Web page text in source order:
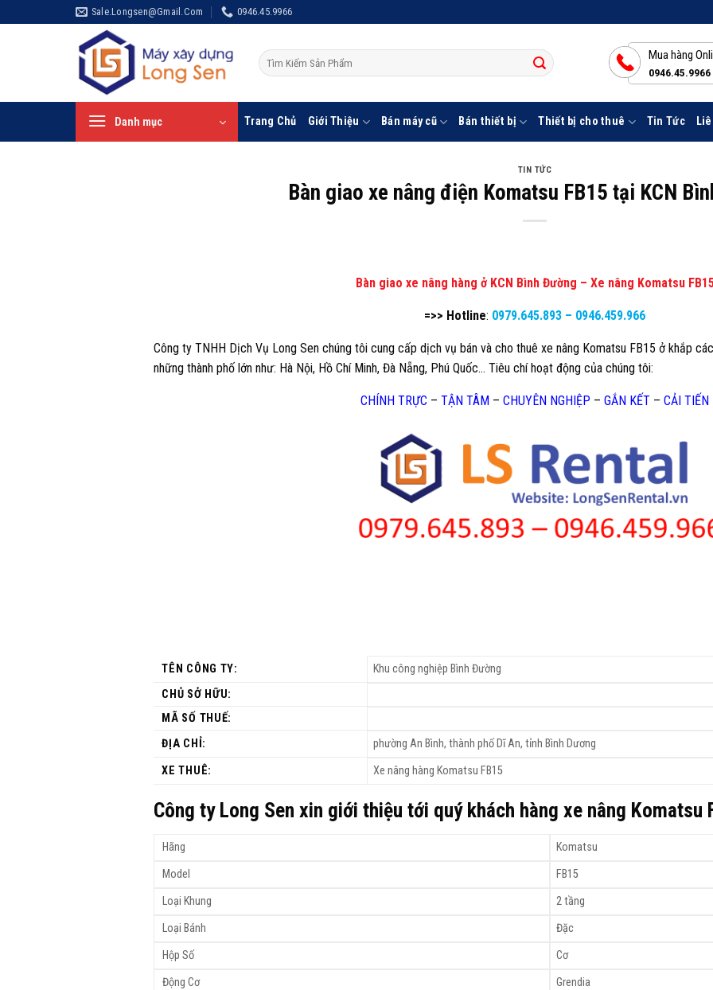
qua
Sale.longsen@gmail.com 0946.45.9966
Tìm
kiếm:
Mua hàng
0946.45.9966
Danh mục Trang Chủ Giới Thiệu Bán máy cũ Bán thiết bị Thiết bị cho thuê Tin Tức
TIN TỨC
Bàn giao xe nâng điện Komatsu FB15 tại KCN
Bàn giao xe nâng hàng ở KCN Bình Đường – Xe nâng Komatsu
=>> Hotline: 0979.645.893 – 0946.459.966
Công ty TNHH Dịch Vụ Long Sen chúng tôi cung cấp dịch vụ bán và cho thuê xe nâng Komatsu FB15 ở khắp
những thành phố lớn như: Hà Nội, Hồ Chí Minh, Đà Nẵng, Phú Quốc… Tiêu chí hoạt động của chúng tôi:
CHÍNH TRỰC – TẬN TÂM – CHUYÊN NGHIỆP – GẮN KẾT – CẢI TIẾN
TÊN CÔNG TY:
Khu công nghiệp Bình Đường
CHỦ SỞ HỮU:
MÃ SỐ THUẾ:
ĐỊA CHỈ:
phường An Bình, thành phố Dĩ An, tỉnh Bình Dương
XE THUÊ:
Xe nâng hàng Komatsu FB15
Công ty Long Sen xin giới thiệu tới quý khách hàng xe nâng Komatsu
Hãng
Komatsu
Model
FB15
Loại Khung
2 tầng
Loại Bánh
Đặc
Hộp Số
Cơ
Động Cơ
Grendia